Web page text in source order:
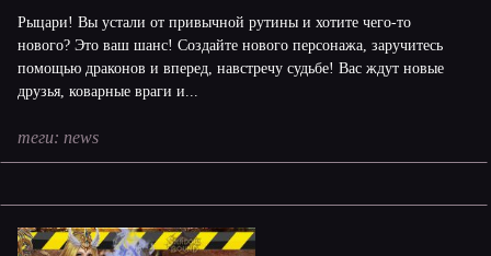
Рыцари! Вы устали от привычной рутины и хотите чего-то
нового? Это ваш шанс! Создайте нового персонажа, заручитесь
помощью драконов и вперед, навстречу судьбе! Вас ждут новые
друзья, коварные враги и...
теги: news